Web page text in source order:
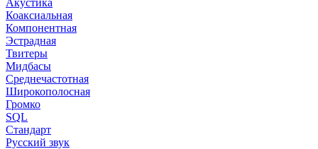
Акустика
Коаксиальная
Компонентная
Эстрадная
Твитеры
Мидбасы
Среднечастотная
Широкополосная
Громко
SQL
Стандарт
Русский звук